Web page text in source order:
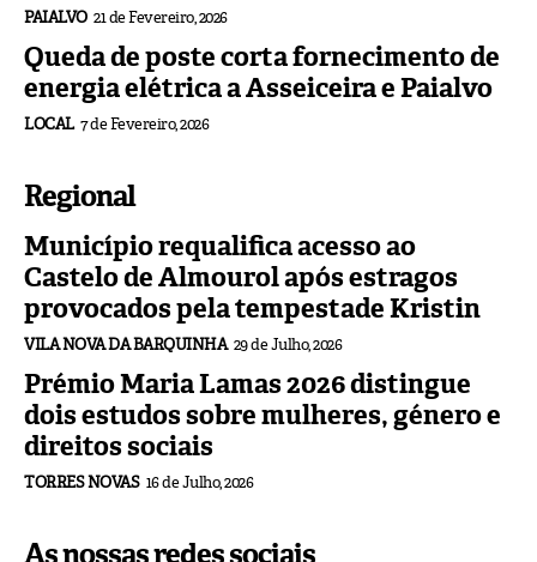
PAIALVO 21 de Fevereiro, 2026
Queda de poste corta fornecimento de
energia elétrica a Asseiceira e Paialvo
LOCAL 7 de Fevereiro, 2026
Regional
Município requalifica acesso ao
Castelo de Almourol após estragos
provocados pela tempestade Kristin
VILA NOVA DA BARQUINHA 29 de Julho, 2026
Prémio Maria Lamas 2026 distingue
dois estudos sobre mulheres, género e
direitos sociais
TORRES NOVAS 16 de Julho, 2026